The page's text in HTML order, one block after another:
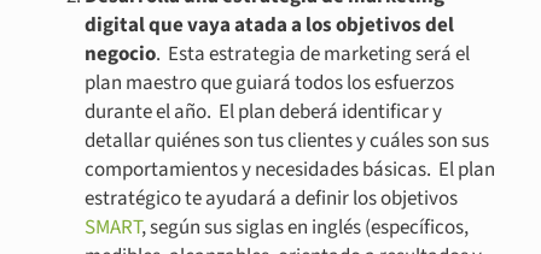
digital que vaya atada a los objetivos del
negocio. Esta estrategia de marketing será el
plan maestro que guiará todos los esfuerzos
durante el año. El plan deberá identificar y
detallar quiénes son tus clientes y cuáles son sus
comportamientos y necesidades básicas. El plan
estratégico te ayudará a definir los objetivos
SMART, según sus siglas en inglés (específicos,